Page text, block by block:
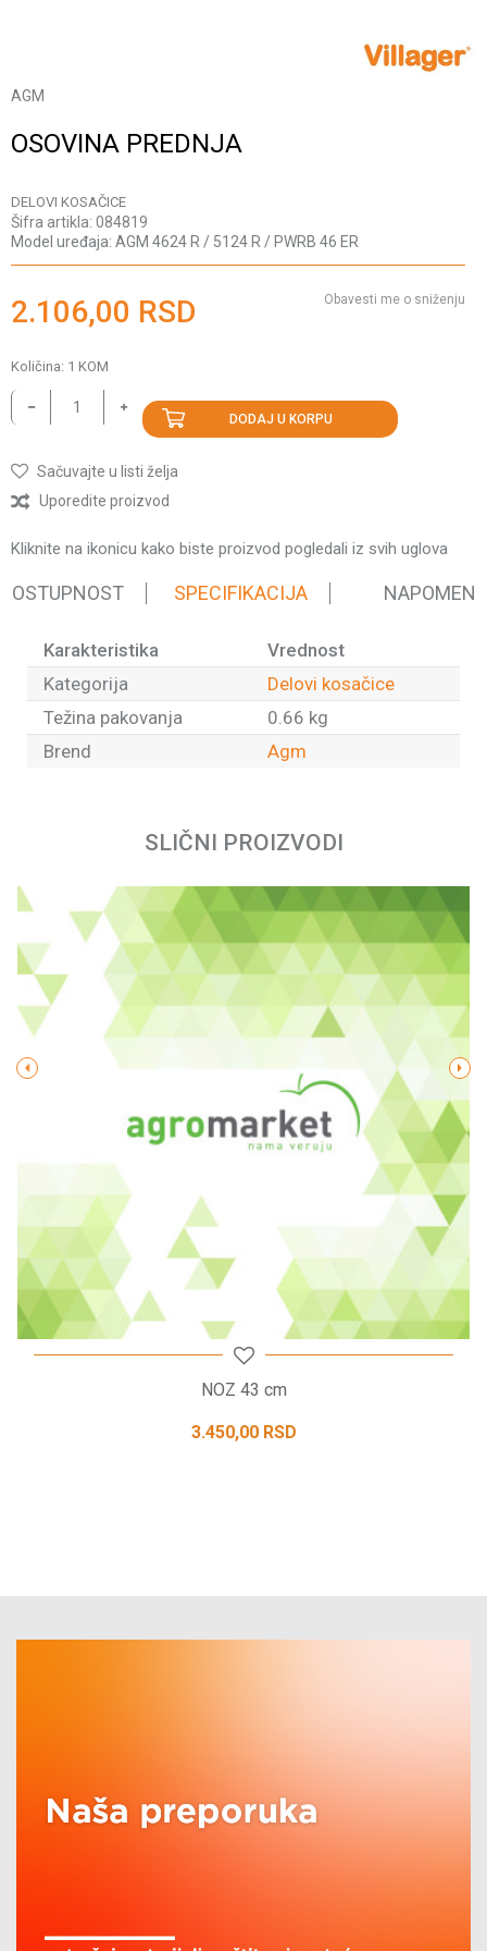
AGM
OSOVINA PREDNJA
DELOVI KOSAČICE
Šifra artikla: 084819
Model uređaja: AGM 4624 R / 5124 R / PWRB 46 ER
2.106,00 RSD Obavesti me o sniženju
Količina: 1 KOM
DODAJ U KORPU
Sačuvajte u listi želja
Uporedite proizvod
Kliknite na ikonicu kako biste proizvod pogledali iz svih uglova
SPECIFIKACIJA NAPOMENA
Karakteristika
Vrednost
Kategorija
Delovi kosačice
Težina pakovanja
0.66 kg
Brend
Agm
Poruka
SLIČNI PROIZVODI
NOZ 43 cm
3.450,00 RSD